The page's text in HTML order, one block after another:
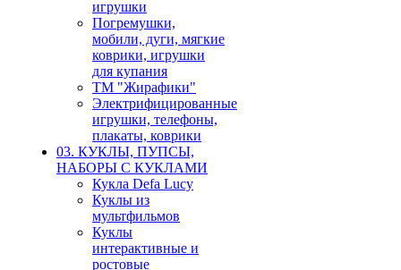
игрушки
Погремушки,
мобили, дуги, мягкие
коврики, игрушки
для купания
ТМ "Жирафики"
Электрифицированные
игрушки, телефоны,
плакаты, коврики
03. КУКЛЫ, ПУПСЫ,
НАБОРЫ С КУКЛАМИ
Кукла Defa Lucy
Куклы из
мультфильмов
Куклы
интерактивные и
ростовые